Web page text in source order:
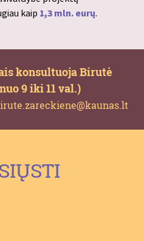
kaip 1,3 mln. eurų.
konsultuoja Birutė
9 iki 11 val.)